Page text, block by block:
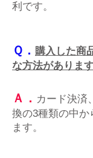
利です。
Ｑ． 購入した商
な方法がありま
Ａ． カード決済
換の3種類の中か
ます。